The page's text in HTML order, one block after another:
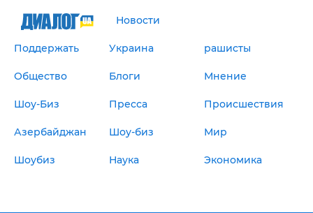
Новости
Поддержать Украина рашисты
Общество Блоги Мнение
Шоу-Биз Пресса Происшествия
Азербайджан Шоу-биз Мир
Шоубиз Наука Экономика